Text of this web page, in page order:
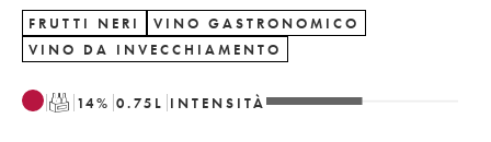
FRUTTI NERI
VINO GASTRONOMICO
VINO DA INVECCHIAMENTO
T 14% 0.75 L INTENSITÀ